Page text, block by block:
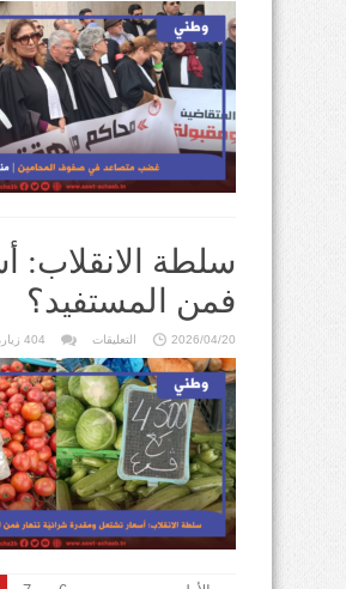
متصاعد
فى
صفوف
المحامين
مغلقة
سلطة الانقلاب:
فمن المستفيد؟
2026/04/20 التعليقات على
الانقلاب:
أسعار
تشتعل
ومقدرة
شرائيّة
تنهار
فمن
المستفيد؟
مغلقة
404 زيارة